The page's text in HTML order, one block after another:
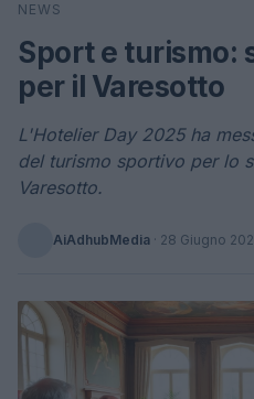
Cerca
NEWS
Sport e turismo:
per il Varesotto
L'Hotelier Day 2025 ha
del turismo sportivo per lo
Varesotto.
AiAdhubMedia · 28 Giugno